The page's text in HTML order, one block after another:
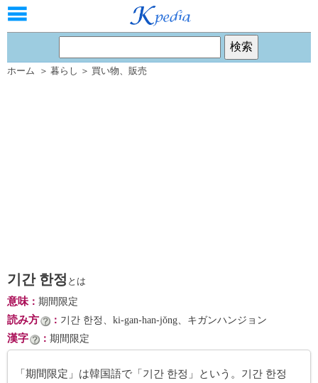
ホーム ＞ 暮らし ＞ 買い物、 販売
기간 한정 とは
意味： 期間限定
読み方 ： 기간 한정、ki-gan-han-jŏng、キガンハンジョン
漢字 ： 期間限定
「期間限定」は韓国語で「기간 한정」という。기간 한정